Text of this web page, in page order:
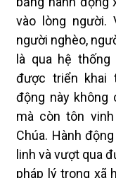
vào lòng người.
người nghèo,
là qua hệ
được triển khai
động này không
mà còn tôn
Chúa. Hành
linh và vượt qua
pháp lý trong xã